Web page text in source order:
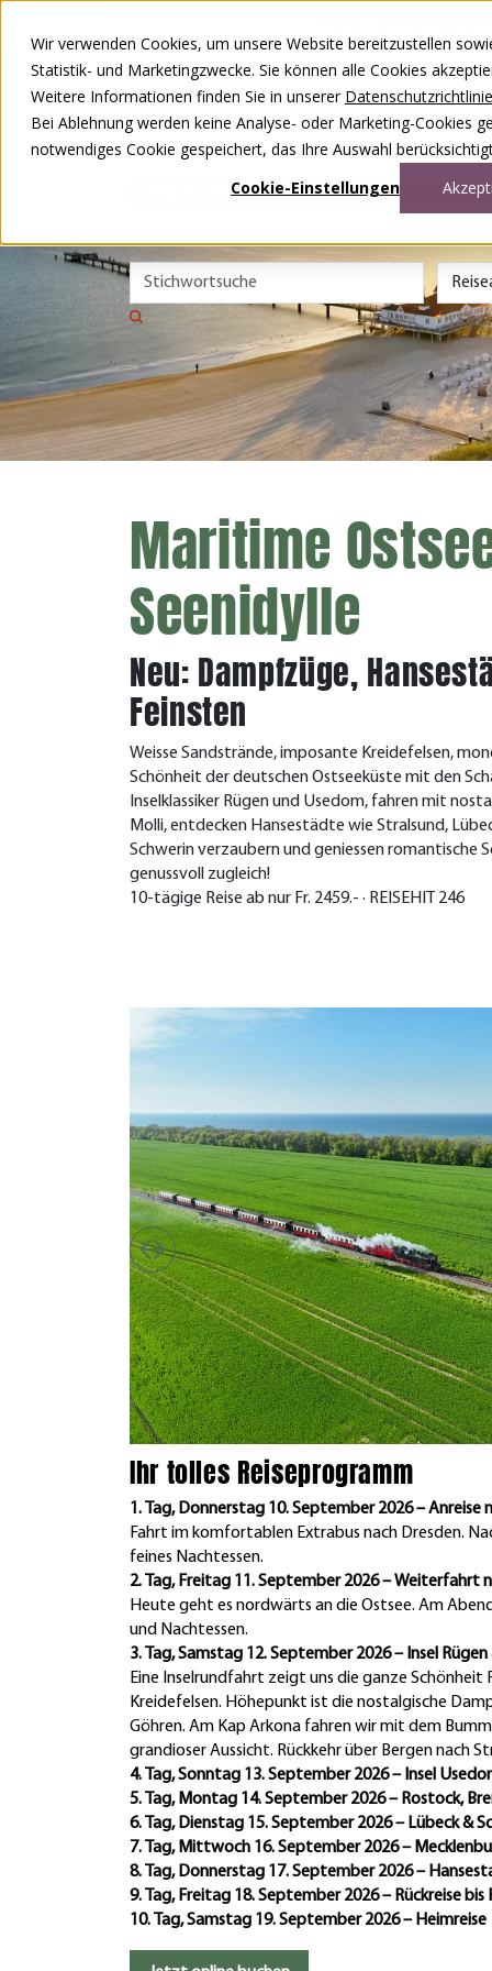
Wir verwenden Cookies, um unsere Website bereitzustellen
Statistik- und Marketingzwecke. Sie können alle Cookies
Weitere Informationen finden Sie in unserer Datenschutzrichtlinie
Bei Ablehnung werden keine Analyse- oder Marketing-Cookies
notwendiges Cookie gespeichert, das Ihre Auswahl
Cookie-Einstellungen
Unsere Reisen
Rund ums Reisen
Über uns
Kontakt
Wettbewerb
Maritime
Seenidylle
Neu: Dampfzüge,
Feinsten
Weisse Sandstrände, imposante Kreidefelsen,
Schönheit der deutschen Ostseeküste mit den
Inselklassiker Rügen und Usedom, fahren mit
Molli, entdecken Hansestädte wie Stralsund,
Schwerin verzaubern und geniessen romantische
genussvoll zugleich!
10-tägige Reise ab nur Fr. 2459.- · REISEHIT 246
Ihr tolles Reiseprogramm
1. Tag, Donnerstag 10. September 2026 – Anreise
Fahrt im komfortablen Extrabus nach Dresden.
feines Nachtessen.
2. Tag, Freitag 11. September 2026 – Weiterfahrt
Heute geht es nordwärts an die Ostsee. Am
und Nachtessen.
3. Tag, Samstag 12. September 2026 – Insel Rügen
Eine Inselrundfahrt zeigt uns die ganze
Kreidefelsen. Höhepunkt ist die nostalgische
Göhren. Am Kap Arkona fahren wir mit dem
grandioser Aussicht. Rückkehr über Bergen nach
4. Tag, Sonntag 13. September 2026 – Insel
5. Tag, Montag 14. September 2026 – Rostock,
6. Tag, Dienstag 15. September 2026 – Lübeck &
7. Tag, Mittwoch 16. September 2026 –
8. Tag, Donnerstag 17. September 2026 –
9. Tag, Freitag 18. September 2026 – Rückreise
10. Tag, Samstag 19. September 2026 – Heimreise